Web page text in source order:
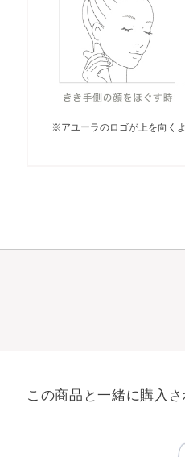
※アユーラのロゴが上を向くよ
この商品と一緒に購入